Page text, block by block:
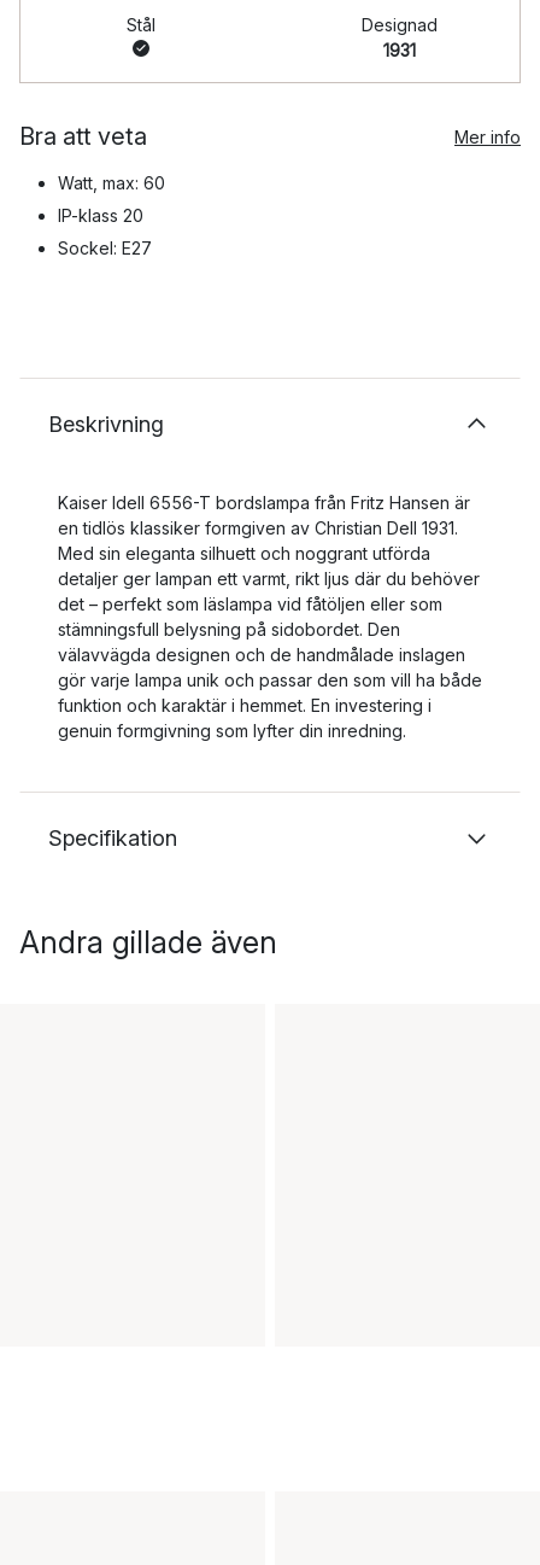
Stål
Designad
1931
Bra att veta Mer info
Watt, max: 60
IP-klass 20
Sockel: E27
Beskrivning
Kaiser Idell 6556-T bordslampa från Fritz Hansen är
en tidlös klassiker formgiven av Christian Dell 1931.
Med sin eleganta silhuett och noggrant utförda
detaljer ger lampan ett varmt, rikt ljus där du behöver
det – perfekt som läslampa vid fåtöljen eller som
stämningsfull belysning på sidobordet. Den
välavvägda designen och de handmålade inslagen
gör varje lampa unik och passar den som vill ha både
funktion och karaktär i hemmet. En investering i
genuin formgivning som lyfter din inredning.
Specifikation
Andra gillade även